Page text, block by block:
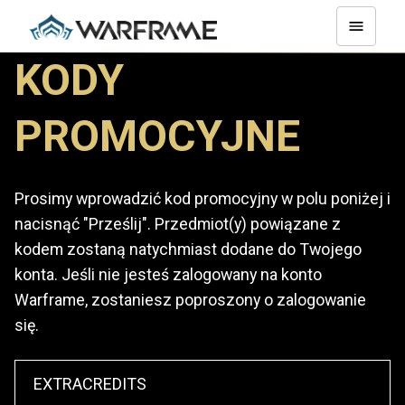
KODY
PROMOCYJNE
Prosimy wprowadzić kod promocyjny w polu poniżej i
nacisnąć "Prześlij". Przedmiot(y) powiązane z
kodem zostaną natychmiast dodane do Twojego
konta. Jeśli nie jesteś zalogowany na konto
Warframe, zostaniesz poproszony o zalogowanie
się.